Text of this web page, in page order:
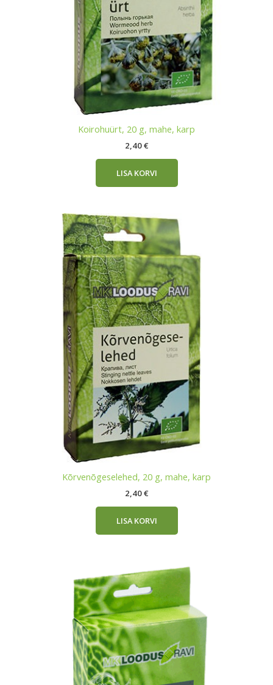
Koirohuürt, 20 g, mahe, karp
2,40€
LISA KORVI
Kõrvenõgeselehed, 20 g, mahe, karp
2,40€
LISA KORVI